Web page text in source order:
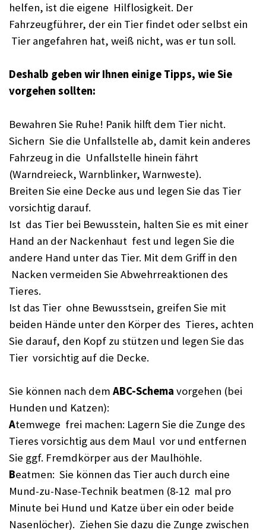
helfen, ist die eigene Hilflosigkeit. Der
Fahrzeugführer, der ein Tier findet oder selbst ein
Tier angefahren hat, weiß nicht, was er tun soll.
Deshalb geben wir Ihnen einige Tipps, wie Sie
vorgehen sollten:
Bewahren Sie Ruhe! Panik hilft dem Tier nicht.
Sichern Sie die Unfallstelle ab, damit kein anderes
Fahrzeug in die Unfallstelle hinein fährt
(Warndreieck, Warnblinker, Warnweste).
Breiten Sie eine Decke aus und legen Sie das Tier
vorsichtig darauf.
Ist das Tier bei Bewusstein, halten Sie es mit einer
Hand an der Nackenhaut fest und legen Sie die
andere Hand unter das Tier. Mit dem Griff in den
Nacken vermeiden Sie Abwehrreaktionen des
Tieres.
Ist das Tier ohne Bewusstsein, greifen Sie mit
beiden Hände unter den Körper des Tieres, achten
Sie darauf, den Kopf zu stützen und legen Sie das
Tier vorsichtig auf die Decke.
Sie können nach dem ABC-Schema vorgehen (bei
Hunden und Katzen):
Atemwege frei machen: Lagern Sie die Zunge des
Tieres vorsichtig aus dem Maul vor und entfernen
Sie ggf. Fremdkörper aus der Maulhöhle.
Beatmen: Sie können das Tier auch durch eine
Mund-zu-Nase-Technik beatmen (8-12 mal pro
Minute bei Hund und Katze über ein oder beide
Nasenlöcher). Ziehen Sie dazu die Zunge zwischen